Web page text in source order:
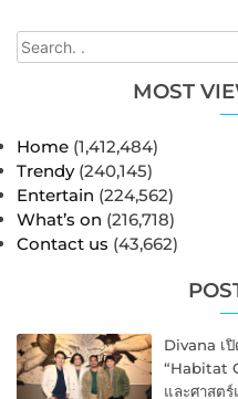
MOST
Home (1,412,484)
Trendy (240,145)
Entertain (224,562)
What’s on (216,718)
Contact us (43,662)
Divana เ
“Habitat
และศาสต